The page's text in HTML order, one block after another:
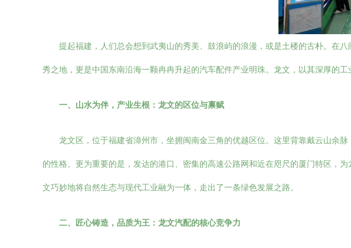
提起福建，人们总会想到武夷山的秀美、鼓浪屿的浪漫，或是土楼的古朴。在
秀之地，更是中国东南沿海一颗冉冉升起的汽车配件产业明珠。龙文，以其深厚的
一、山水为伴，产业生根：龙文的区位与禀赋
龙文区，位于福建省漳州市，坐拥闽南金三角的优越区位。这里背靠戴云山余
的性格。更为重要的是，发达的港口、密集的高速公路网和近在咫尺的厦门特区，
文巧妙地将自然生态与现代工业融为一体，走出了一条绿色发展之路。
二、匠心铸造，品质为王：龙文汽配的核心竞争力